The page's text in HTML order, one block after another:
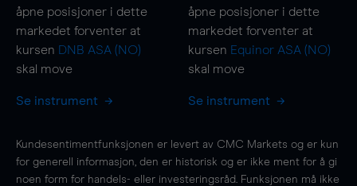
åpne posisjoner i dette
markedet forventer at
kursen DNB ASA (NO)
skal move
Se instrument
åpne posisjoner i dette
markedet forventer at
kursen Equinor ASA (NO)
skal move
Se instrument
Kundesentimentfunksjonen er levert av CMC Markets og er kun
for generell informasjon, den er historisk og er ikke ment for å gi
noen form for handels- eller investeringsråd. Funksjonen må ikke